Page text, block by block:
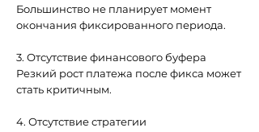
Большинство не планирует момент
окончания фиксированного периода.
3. Отсутствие финансового буфера
Резкий рост платежа после фикса может
стать критичным.
4. Отсутствие стратегии